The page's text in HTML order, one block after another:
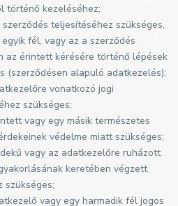
történő kezeléséhez;
teljesítéséhez szükséges,
fél, vagy az a szerződés
az érintett kérésére történő lépések
(szerződésen alapuló adatkezelés);
vonatkozó jogi
szükséges;
vagy egy másik természetes
védelme miatt szükséges;
vagy az adatkezelőre ruházott
keretében végzett
szükséges;
vagy egy harmadik fél jogos